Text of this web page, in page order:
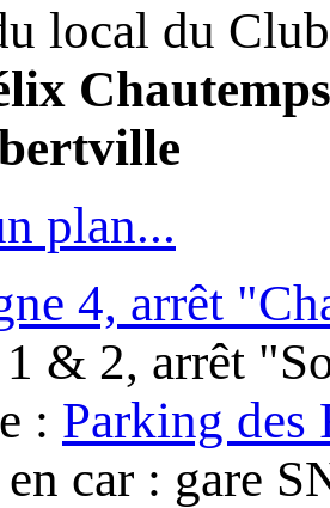
local du
Chautemps
plan...
4, arrêt
& 2, arrêt
: Parking des
car : gare